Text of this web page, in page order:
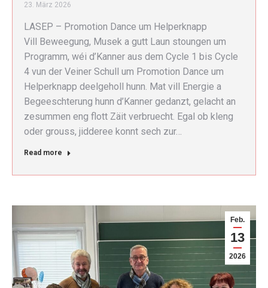
23. März 2026
LASEP – Promotion Dance um Helperknapp
Vill Beweegung, Musek a gutt Laun stoungen um
Programm, wéi d’Kanner aus dem Cycle 1 bis Cycle
4 vun der Veiner Schull um Promotion Dance um
Helperknapp deelgeholl hunn. Mat vill Energie a
Begeeschterung hunn d’Kanner gedanzt, gelacht an
zesummen eng flott Zäit verbruecht. Egal ob kleng
oder grouss, jidderee konnt sech zur…
Read more
Feb.
13
2026